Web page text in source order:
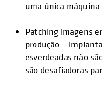
uma única máquina
Patching imagens
produção —
esverdeadas não
são desafiadoras